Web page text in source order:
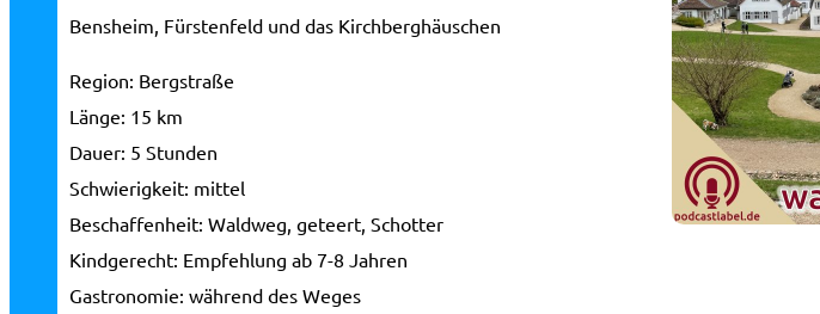
Bensheim, Fürstenfeld und das Kirchberghäuschen
Region: Bergstraße
Länge: 15 km
Dauer: 5 Stunden
Schwierigkeit: mittel
Beschaffenheit: Waldweg, geteert, Schotter
Kindgerecht: Empfehlung ab 7-8 Jahren
Gastronomie: während des Weges